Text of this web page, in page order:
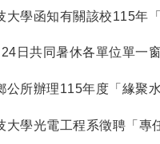
大學函知有關該校115年
日共同暑休各單位單一
公所辦理115年度「緣聚
大學光電工程系徵聘「專